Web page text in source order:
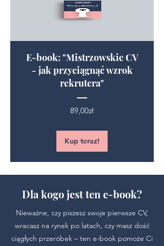
E-book: "Mistrzowskie CV
- jak przyciągnąć wzrok
rekrutera"
89,00złCena
Kup teraz!
Dla kogo jest ten e-book?
Nieważne, czy piszesz swoje pierwsze CV,
wracasz na rynek po latach, czy masz dość
ciągłych przeróbek – ten e-book pomoże Ci